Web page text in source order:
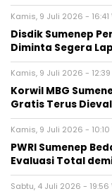
Kamis, 9 Juli 2026 - 16:41
Disdik Sumenep
Diminta Segera
Kamis, 9 Juli 2026 - 12:39
Korwil MBG
Gratis Terus
Kamis, 9 Juli 2026 - 10:10
PWRI Sumenep
Evaluasi Total
Sabtu, 4 Juli 2026 - 19:56